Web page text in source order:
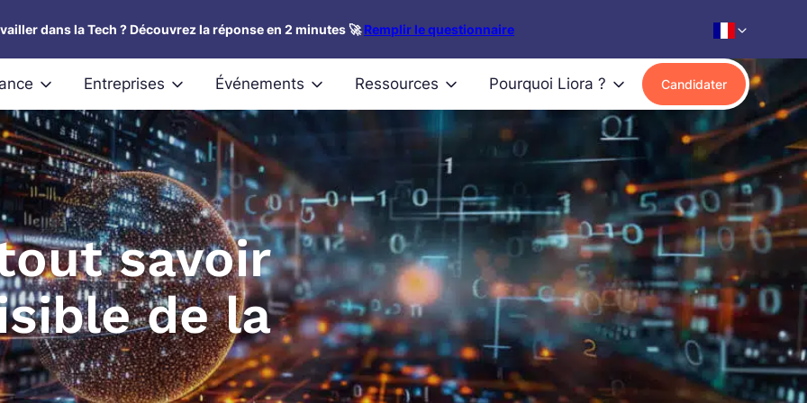
dans la Tech ? Découvrez la réponse en 2 minutes 🚀Remplir le questionnaire
Entreprises Événements Ressources Pourquoi Liora ? Candidater
savoir
de la